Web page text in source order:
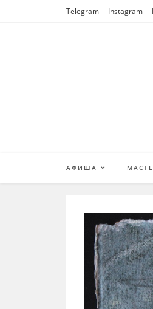
Telegram Instagram
АФИША